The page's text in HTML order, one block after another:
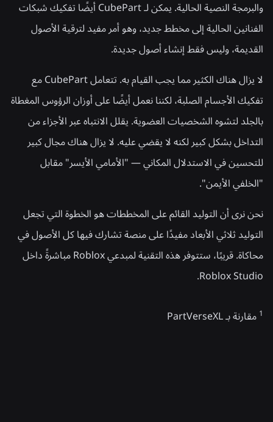
والبرمجة النصية الحالية. يمكن لـ CubePart أيضًا تفكيك شبكات
الفنانين الحالية إلى مخطط جديد، وهو أمر مفيد لترقية الأصول
القديمة، وليس فقط إنشاء أصول جديدة.
لا يزال هناك الكثير مما يجب القيام به. تتعامل CubePart مع
تفكيك الأجسام الصلبة، لكننا نعمل أيضًا على أوزان الرؤوس المغطاة
بالجلد لتشوه الشخصيات العضوية. يقلل الانتباه عبر الأجزاء من
التداخل بشكل كبير لكنه لا يقضي عليه. لا يزال هناك مجال كبير
للتحسين في الاستدلال المكاني — "الأمامي الأيسر" مقابل
"الخلفي الأيمن".
نحن نرى أن التوليد القائم على المخططات هو الخطوة التي تجعل
التوليد ثلاثي الأبعاد مفيدًا على منصة تشارك فيها كل الأصول في
محاكاة. قريبًا، ستتوفر هذه التقنية لمبدعي Roblox مباشرةً داخل
Roblox Studio.
1 مقارنة بـ PartVerseXL